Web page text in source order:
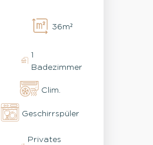
36m²
1
Badezimmer
Clim.
Geschirrspüler
Privates